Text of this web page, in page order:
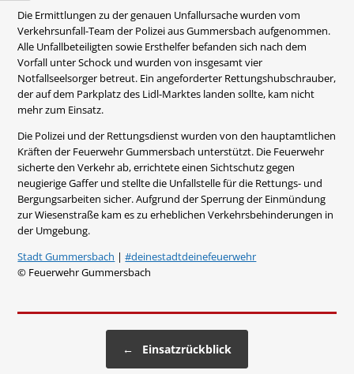
Die Ermittlungen zu der genauen Unfallursache wurden vom
Verkehrsunfall-Team der Polizei aus Gummersbach aufgenommen.
Alle Unfallbeteiligten sowie Ersthelfer befanden sich nach dem
Vorfall unter Schock und wurden von insgesamt vier
Notfallseelsorger betreut. Ein angeforderter Rettungshubschrauber,
der auf dem Parkplatz des Lidl-Marktes landen sollte, kam nicht
mehr zum Einsatz.
Die Polizei und der Rettungsdienst wurden von den hauptamtlichen
Kräften der Feuerwehr Gummersbach unterstützt. Die Feuerwehr
sicherte den Verkehr ab, errichtete einen Sichtschutz gegen
neugierige Gaffer und stellte die Unfallstelle für die Rettungs- und
Bergungsarbeiten sicher. Aufgrund der Sperrung der Einmündung
zur Wiesenstraße kam es zu erheblichen Verkehrsbehinderungen in
der Umgebung.
Stadt Gummersbach |#deinestadtdeinefeuerwehr
© Feuerwehr Gummersbach
← Einsatzrückblick